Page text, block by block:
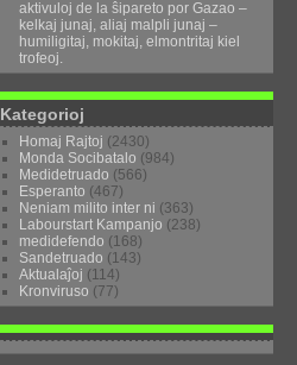
aktivuloj de la ŝipareto por Gazao –
kelkaj junaj, aliaj malpli junaj –
humiligitaj, mokitaj, elmontritaj kiel
trofeoj.
Kategorioj
Homaj Rajtoj (2430)
Monda Socibatalo (984)
Medidetruado (566)
Esperanto (467)
Neniam milito inter ni (363)
Labourstart Kampanjo (238)
medidefendo (168)
Sandetruado (143)
Aktualaĵoj (114)
Kronviruso (77)